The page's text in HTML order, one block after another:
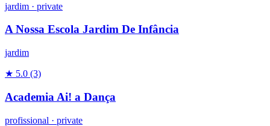
jardim · private
A Nossa Escola Jardim De Infância
jardim
★ 5.0 (3)
Academia Ai! a Dança
profissional · private